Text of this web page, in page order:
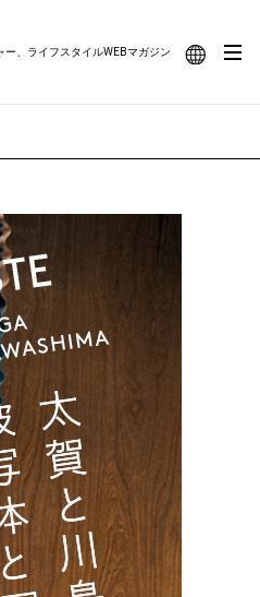
ー、ライフスタイルWEBマガジン